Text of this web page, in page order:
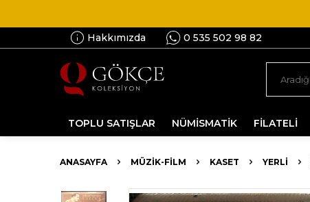
Hakkımızda 0 535 502 98 82
TOPLU SATIŞLAR NÜMİSMATİK FİLATELİ
ANASAYFA MÜZİK-FİLM KASET YERLI